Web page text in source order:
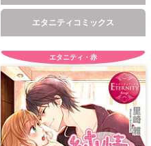
エタニティコミックス
エタニティ・赤